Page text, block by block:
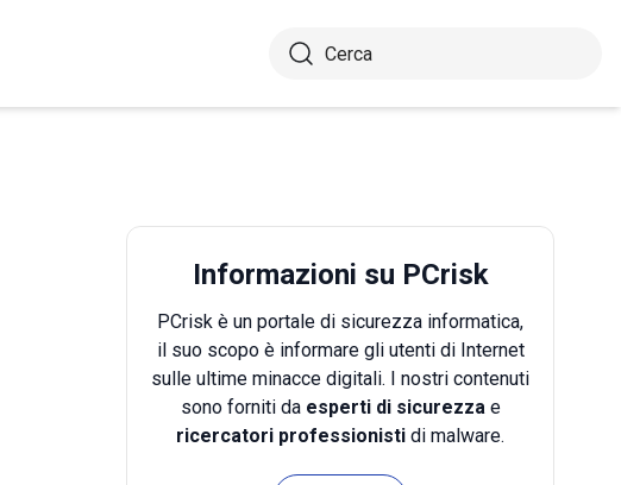
Informazioni su PCrisk
PCrisk è un portale di sicurezza informatica,
il suo scopo è informare gli utenti di Internet
sulle ultime minacce digitali. I nostri contenuti
sono forniti da esperti di sicurezzae
ricercatori professionisti di malware.